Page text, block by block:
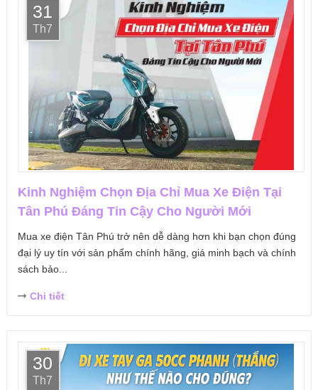
31
Th7
Kinh Nghiệm Chọn Địa Chỉ Mua Xe Điện Tại
Tân Phú Đáng Tin Cậy Cho Người Mới
Mua xe điện Tân Phú trở nên dễ dàng hơn khi bạn chọn đúng
đại lý uy tín với sản phẩm chính hãng, giá minh bạch và chính
sách bảo...
Chi tiết
30
Th7